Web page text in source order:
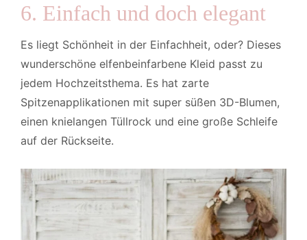
6. Einfach und doch elegant
Es liegt Schönheit in der Einfachheit, oder? Dieses
wunderschöne elfenbeinfarbene Kleid passt zu
jedem Hochzeitsthema. Es hat zarte
Spitzenapplikationen mit super süßen 3D-Blumen,
einen knielangen Tüllrock und eine große Schleife
auf der Rückseite.